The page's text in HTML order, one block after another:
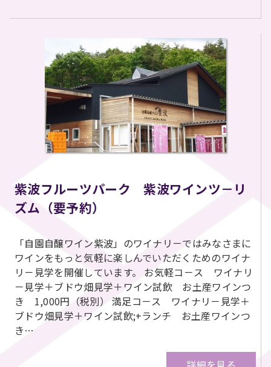
紫波フルーツパーク 紫波ワインツ－リ
ズム（要予約）
「自園自醸ワイン紫波」のワイナリ－ではみなさまに
ワインをもっと気軽に楽しんでいただくためのワイナ
リ－見学を開催しています。 お気軽コ－ス ワイナリ
－見学＋ブドウ畑見学＋ワイン試飲 お土産ワインつ
き 1,000円（税別） 満足コ－ス ワイナリ－見学＋
ブドウ畑見学＋ワイン試飲;+ランチ お土産ワインつ
き…